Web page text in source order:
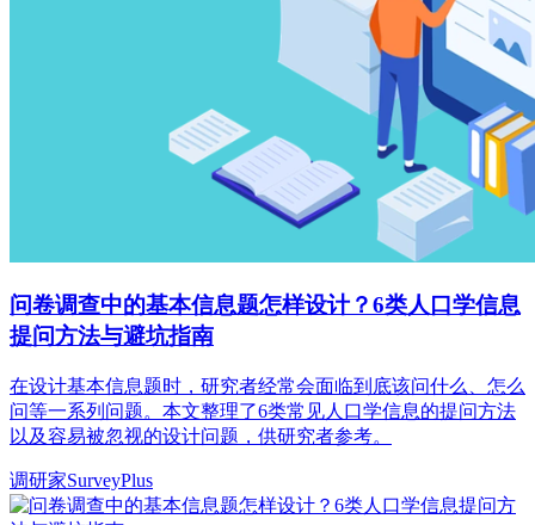
问卷调查中的基本信息题怎样设计？6类人口学信息
提问方法与避坑指南
在设计基本信息题时，研究者经常会面临到底该问什么、怎么
问等一系列问题。本文整理了6类常见人口学信息的提问方法
以及容易被忽视的设计问题，供研究者参考。
调研家SurveyPlus